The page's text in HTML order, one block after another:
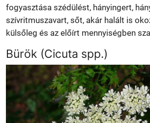
fogyasztása szédülést, hányingert,
szívritmuszavart, sőt, akár halált is
külsőleg és az előírt mennyiségben
Bürök (Cicuta spp.)